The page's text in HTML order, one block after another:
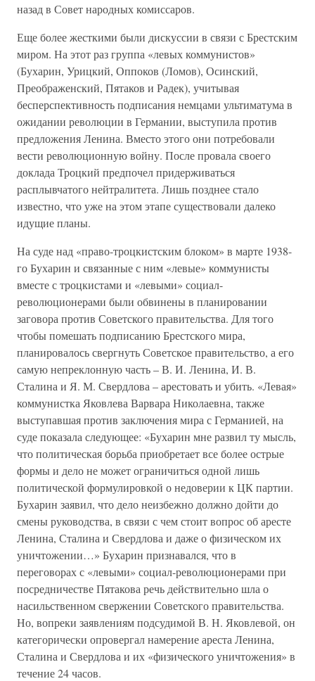
назад в Совет народных комиссаров.
Еще более жесткими были дискуссии в связи с Брестским
миром. На этот раз группа «левых коммунистов»
(Бухарин, Урицкий, Оппоков (Ломов), Осинский,
Преображенский, Пятаков и Радек), учитывая
бесперспективность подписания немцами ультиматума в
ожидании революции в Германии, выступила против
предложения Ленина. Вместо этого они потребовали
вести революционную войну. После провала своего
доклада Троцкий предпочел придерживаться
расплывчатого нейтралитета. Лишь позднее стало
известно, что уже на этом этапе существовали далеко
идущие планы.
На суде над «право-троцкистским блоком» в марте 1938-
го Бухарин и связанные с ним «левые» коммунисты
вместе с троцкистами и «левыми» социал-
революционерами были обвинены в планировании
заговора против Советского правительства. Для того
чтобы помешать подписанию Брестского мира,
планировалось свергнуть Советское правительство, а его
самую непреклонную часть – В. И. Ленина, И. В.
Сталина и Я. М. Свердлова – арестовать и убить. «Левая»
коммунистка Яковлева Варвара Николаевна, также
выступавшая против заключения мира с Германией, на
суде показала следующее: «Бухарин мне развил ту мысль,
что политическая борьба приобретает все более острые
формы и дело не может ограничиться одной лишь
политической формулировкой о недоверии к ЦК партии.
Бухарин заявил, что дело неизбежно должно дойти до
смены руководства, в связи с чем стоит вопрос об аресте
Ленина, Сталина и Свердлова и даже о физическом их
уничтожении…» Бухарин признавался, что в
переговорах с «левыми» социал-революционерами при
посредничестве Пятакова речь действительно шла о
насильственном свержении Советского правительства.
Но, вопреки заявлениям подсудимой В. Н. Яковлевой, он
категорически опровергал намерение ареста Ленина,
Сталина и Свердлова и их «физического уничтожения» в
течение 24 часов.